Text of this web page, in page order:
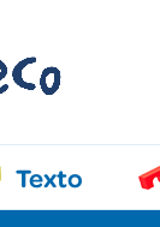
Texto